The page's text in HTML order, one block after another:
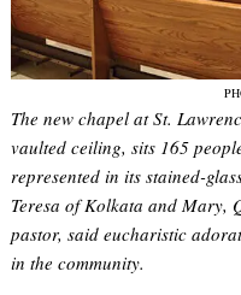
The new chapel at St.
vaulted ceiling, sits 165
represented in its stained-
Teresa of Kolkata and Mary,
pastor, said eucharistic
in the community.